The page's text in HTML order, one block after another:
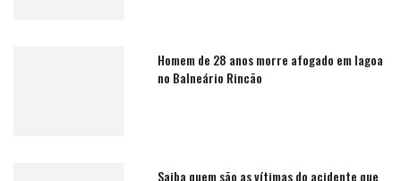
Homem de 28 anos morre afogado em lagoa
no Balneário Rincão
Saiba quem são as vítimas do acidente que